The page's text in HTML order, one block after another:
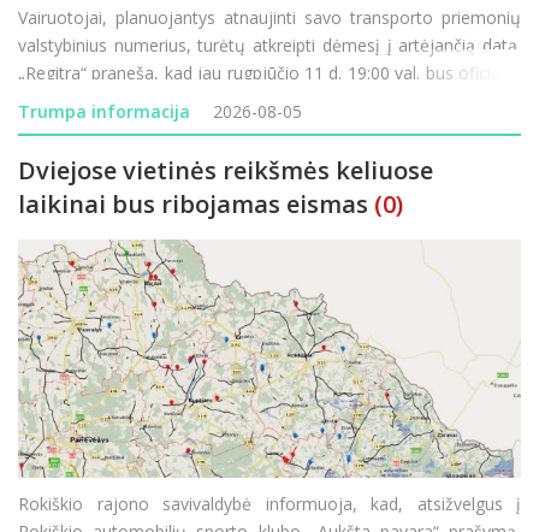
Vairuotojai, planuojantys atnaujinti savo transporto priemonių
valstybinius numerius, turėtų atkreipti dėmesį į artėjančią datą.
„Regitra“ praneša, kad jau rugpjūčio 11 d. 19:00 val. bus oficialiai
paleistos naujos valstybinių numerio ženklų serijos. Didžiausia
šio etapo n
Trumpa informacija 2026-08-05
Dviejose vietinės reikšmės keliuose
laikinai bus ribojamas eismas (0)
Rokiškio rajono savivaldybė informuoja, kad, atsižvelgus į